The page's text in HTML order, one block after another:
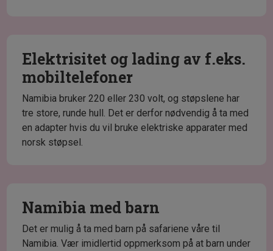
Elektrisitet og lading av f.eks.
mobiltelefoner
Namibia bruker 220 eller 230 volt, og støpslene har
tre store, runde hull. Det er derfor nødvendig å ta med
en adapter hvis du vil bruke elektriske apparater med
norsk støpsel.
Namibia med barn
Det er mulig å ta med barn på safariene våre til
Namibia. Vær imidlertid oppmerksom på at barn under